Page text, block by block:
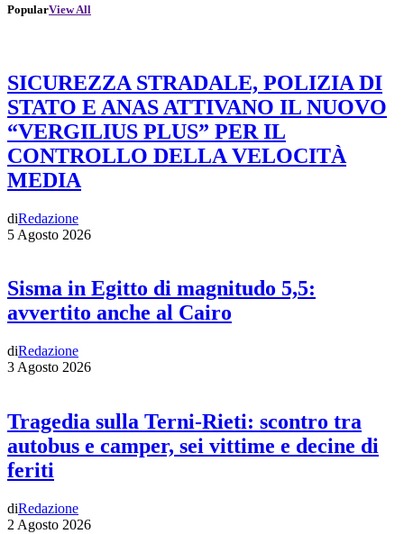
PopularView All
SICUREZZA STRADALE, POLIZIA DI
STATO E ANAS ATTIVANO IL NUOVO
“VERGILIUS PLUS” PER IL
CONTROLLO DELLA VELOCITÀ
MEDIA
diRedazione
5 Agosto 2026
Sisma in Egitto di magnitudo 5,5:
avvertito anche al Cairo
diRedazione
3 Agosto 2026
Tragedia sulla Terni-Rieti: scontro tra
autobus e camper, sei vittime e decine di
feriti
diRedazione
2 Agosto 2026